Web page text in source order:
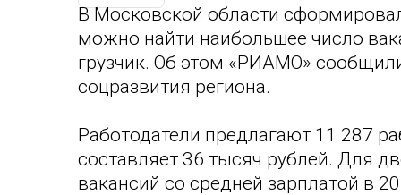
В Московской области
можно найти наибольшее число
грузчик. Об этом «РИАМО»
соцразвития региона.
Работодатели предлагают 11 287
составляет 36 тысяч рублей. Для
вакансий со средней зарплатой в